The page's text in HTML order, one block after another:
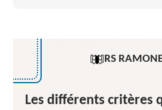
RS
Les différents critères